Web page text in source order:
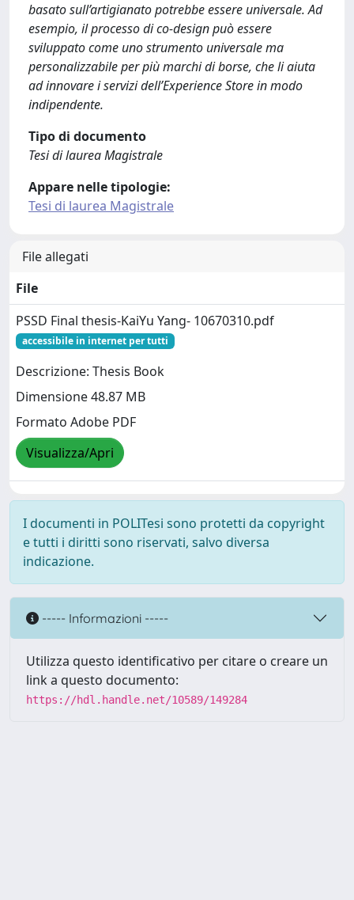
basato sull’artigianato potrebbe essere universale. Ad
esempio, il processo di co-design può essere
sviluppato come uno strumento universale ma
personalizzabile per più marchi di borse, che li aiuta
ad innovare i servizi dell’Experience Store in modo
indipendente.
Tipo di documento
Tesi di laurea Magistrale
Appare nelle tipologie:
Tesi di laurea Magistrale
File allegati
File
PSSD Final thesis-KaiYu Yang- 10670310.pdf
accessibile in internet per tutti
Descrizione: Thesis Book
Dimensione 48.87 MB
Formato Adobe PDF
Visualizza/Apri
I documenti in POLITesi sono protetti da copyright
e tutti i diritti sono riservati, salvo diversa
indicazione.
----- Informazioni -----
Utilizza questo identificativo per citare o creare un
link a questo documento:
https://hdl.handle.net/10589/149284